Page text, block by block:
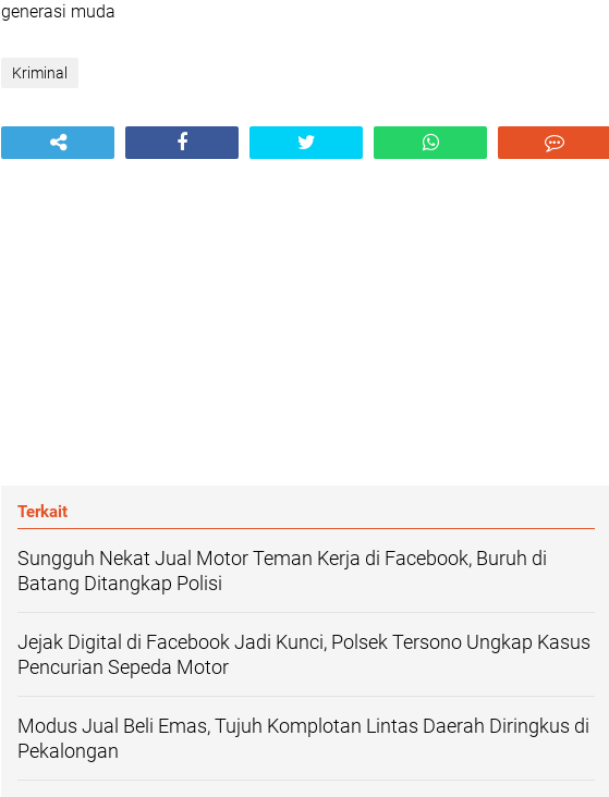
generasi muda
Kriminal
Terkait
Sungguh Nekat Jual Motor Teman Kerja di Facebook, Buruh di
Batang Ditangkap Polisi
Jejak Digital di Facebook Jadi Kunci, Polsek Tersono Ungkap Kasus
Pencurian Sepeda Motor
Modus Jual Beli Emas, Tujuh Komplotan Lintas Daerah Diringkus di
Pekalongan